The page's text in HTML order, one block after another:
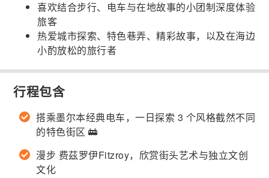
喜欢结合步行、电车与在地故事的小团制深度体验
旅客
热爱城市探索、特色巷弄、精彩故事，以及在海边
小酌放松的旅行者
行程包含
搭乘墨尔本经典电车，一日探索 3 个风格截然不同
的特色街区 🚋
漫步 费茲罗伊Fitzroy，欣赏街头艺术与独立文创
文化